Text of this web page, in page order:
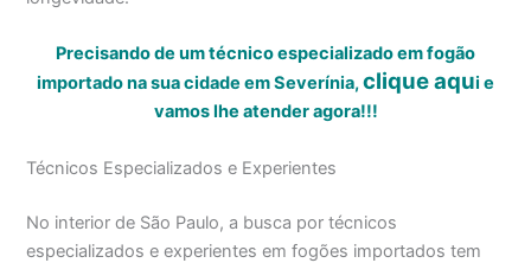
Precisando de um técnico especializado em fogão
importado na sua cidade em Severínia,clique aqui e
vamos lhe atender agora!!!
Técnicos Especializados e Experientes
No interior de São Paulo, a busca por técnicos
especializados e experientes em fogões importados tem